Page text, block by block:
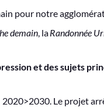
pour notre
demain, laRandonnée
et des sujets
Le projet